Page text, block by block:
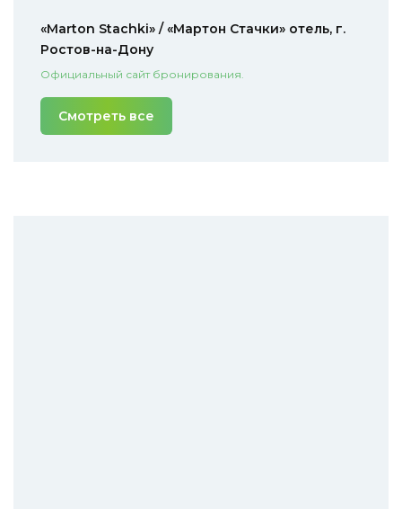
«Marton Stachki» / «Мартон Стачки» отель, г.
Ростов-на-Дону
Официальный сайт бронирования.
Смотреть все